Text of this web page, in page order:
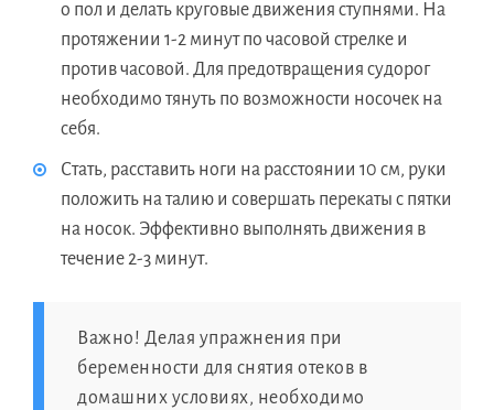
о пол и делать круговые движения ступнями. На
протяжении 1-2 минут по часовой стрелке и
против часовой. Для предотвращения судорог
необходимо тянуть по возможности носочек на
себя.
Стать, расставить ноги на расстоянии 10 см, руки
положить на талию и совершать перекаты с пятки
на носок. Эффективно выполнять движения в
течение 2-3 минут.
Важно! Делая упражнения при
беременности для снятия отеков в
домашних условиях, необходимо